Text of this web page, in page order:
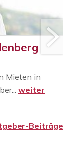
Mieten in
weiter
Beiträge